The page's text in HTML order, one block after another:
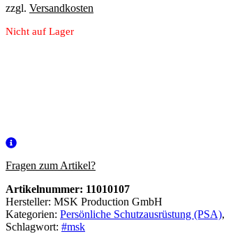
zzgl. Versandkosten
Nicht auf Lager
Fragen zum Artikel?
Artikelnummer: 11010107
Kategorien: Persönliche Schutzausrüstung (PSA),
Schlagwort: #msk
Hersteller: MSK Production GmbH